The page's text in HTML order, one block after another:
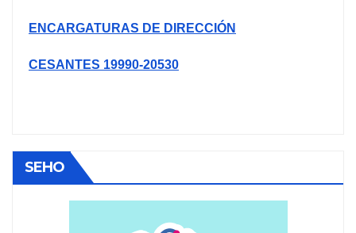
ENCARGATURAS DE DIRECCIÓN
CESANTES 19990-20530
SEHO